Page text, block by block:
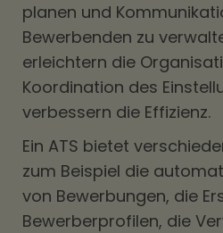
planen und
Bewerbenden zu
erleichtern die
Koordination des
verbessern die Effizienz.
Ein ATS bietet
zum Beispiel die
von Bewerbungen, die
Bewerberprofilen, die